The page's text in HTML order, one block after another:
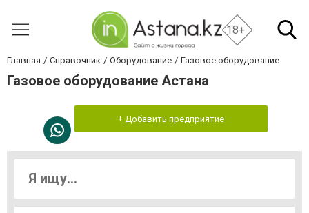
18+
Главная Справочник Оборудование Газовое оборудование
Газовое оборудование Астана
+ Добавить предприятие